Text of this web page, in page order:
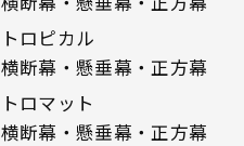
トロピカル
横断幕・懸垂幕・正方幕
トロマット
横断幕・懸垂幕・正方幕